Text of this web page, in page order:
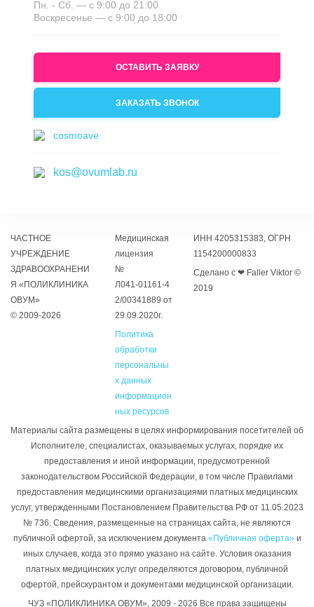
Пн. - Сб. — с 9:00 до 21:00
Воскресенье — с 9:00 до 18:00
ОСТАВИТЬ ЗАЯВКУ
ЗАКАЗАТЬ ЗВОНОК
cosmoave
kos@ovumlab.ru
ЧАСТНОЕ
УЧРЕЖДЕНИЕ
ЗДРАВООХРАНЕНИ
Я «ПОЛИКЛИНИКА
ОВУМ»
© 2009-2026
Медицинская
лицензия
№
Л041‑01161‑4
2/00341889 от
29.09.2020г.
Политика
обработки
персональны
х данных
информацион
ных ресурсов
ИНН 4205315383, ОГРН
1154200000833
Сделано с ❤ Faller Viktor ©
2019
Материалы сайта размещены в целях информирования посетителей об
Исполнителе, специалистах, оказываемых услугах, порядке их
предоставления и иной информации, предусмотренной
законодательством Российской Федерации, в том числе Правилами
предоставления медицинскими организациями платных медицинских
услуг, утвержденными Постановлением Правительства РФ от 11.05.2023
№ 736. Сведения, размещенные на страницах сайта, не являются
публичной офертой, за исключением документа «Публичная оферта»и
иных случаев, когда это прямо указано на сайте. Условия оказания
платных медицинских услуг определяются договором, публичной
офертой, прейскурантом и документами медицинской организации.
ЧУЗ «ПОЛИКЛИНИКА ОВУМ», 2009 - 2026 Все права защищены